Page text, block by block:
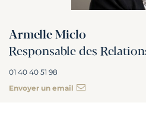
Armelle Miclo
Responsable des
01 40 40 51 98
Envoyer un email